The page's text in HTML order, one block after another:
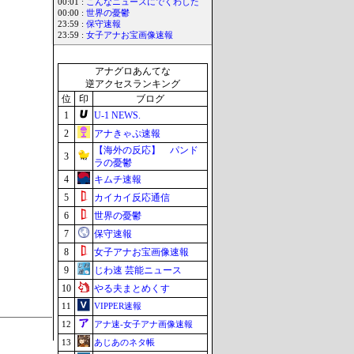
00:01 : こんなニュースにでくわした
00:00 : 世界の憂鬱
23:59 : 保守速報
23:59 : 女子アナお宝画像速報
アナグロあんてな
逆アクセスランキング
位
印
ブログ
1
U-1 NEWS.
2
アナきゃぷ速報
3
【海外の反応】 パンド
ラの憂鬱
4
キムチ速報
5
カイカイ反応通信
6
世界の憂鬱
7
保守速報
8
女子アナお宝画像速報
9
じわ速 芸能ニュース
10
やる夫まとめくす
11
VIPPER速報
12
アナ速‐女子アナ画像速報
13
あじあのネタ帳